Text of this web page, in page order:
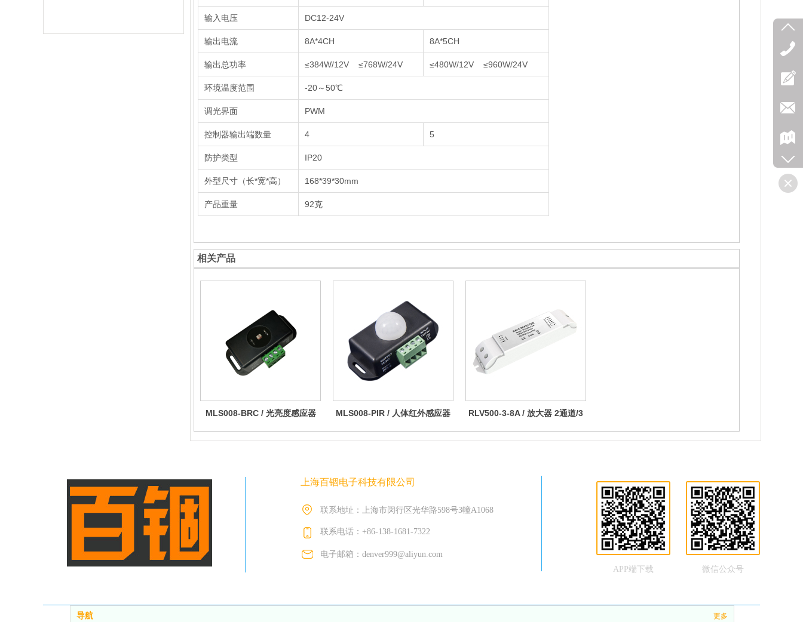
输入电压 DC12-24V
输出电流 8A*4CH 8A*5CH
输出总功率 ≤384W/12V ≤768W/24V ≤480W/12V ≤960W/24V
环境温度范围 -20～50℃
调光界面 PWM
控制器输出端数量 4 5
防护类型 IP20
外型尺寸（长*宽*高） 168*39*30mm
产品重量 92克
相关产品
MLS008-BRC / 光亮度感应器
MLS008-PIR / 人体红外感应器
RLV500-3-8A / 放大器 2通道/3
导航 更多
上海百锢电子科技有限公司
电子邮箱：denver999@aliyun.com
联系地址：上海市闵行区光华路598号3幢A1068
联系电话：+86-138-1681-7322
APP端下载 微信公众号